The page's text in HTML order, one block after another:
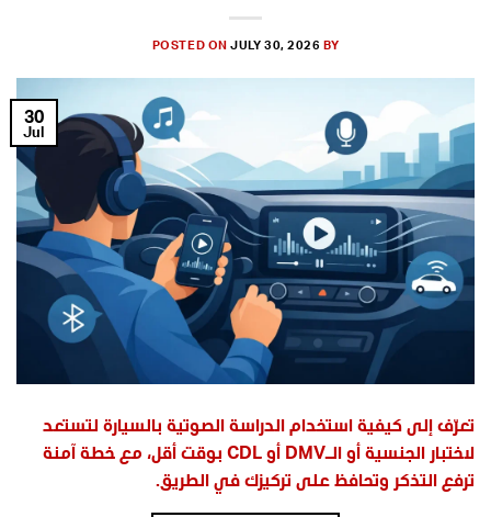
POSTED ONJULY 30, 2026 BY
30
Jul
تعرّف إلى كيفية استخدام الدراسة الصوتية بالسيارة لتستعد
لاختبار الجنسية أو الـDMV أو CDL بوقت أقل، مع خطة آمنة
ترفع التذكر وتحافظ على تركيزك في الطريق.